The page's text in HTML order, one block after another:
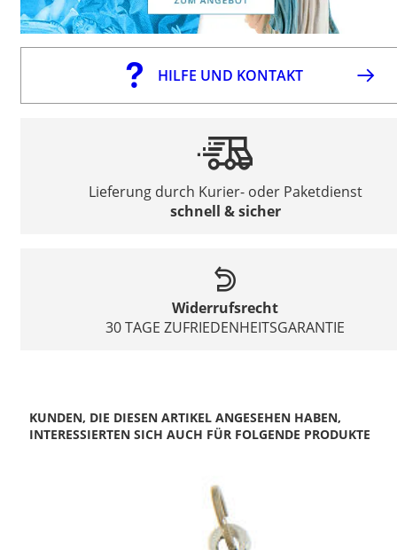
HILFE UND KONTAKT
Lieferung durch Kurier- oder Paketdienst
schnell & sicher
Widerrufsrecht
30 TAGE ZUFRIEDENHEITSGARANTIE
KUNDEN, DIE DIESEN ARTIKEL ANGESEHEN HABEN,
INTERESSIERTEN SICH AUCH FÜR FOLGENDE PRODUKTE